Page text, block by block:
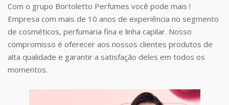
Com o grupo Bortoletto Perfumes você pode mais !
Empresa com mais de 10 anos de experiência no segmento
de cosméticos, perfumaria fina e linha capilar. Nosso
compromisso é oferecer aos nossos clientes produtos de
alta qualidade e garantir a satisfação deles em todos os
momentos.